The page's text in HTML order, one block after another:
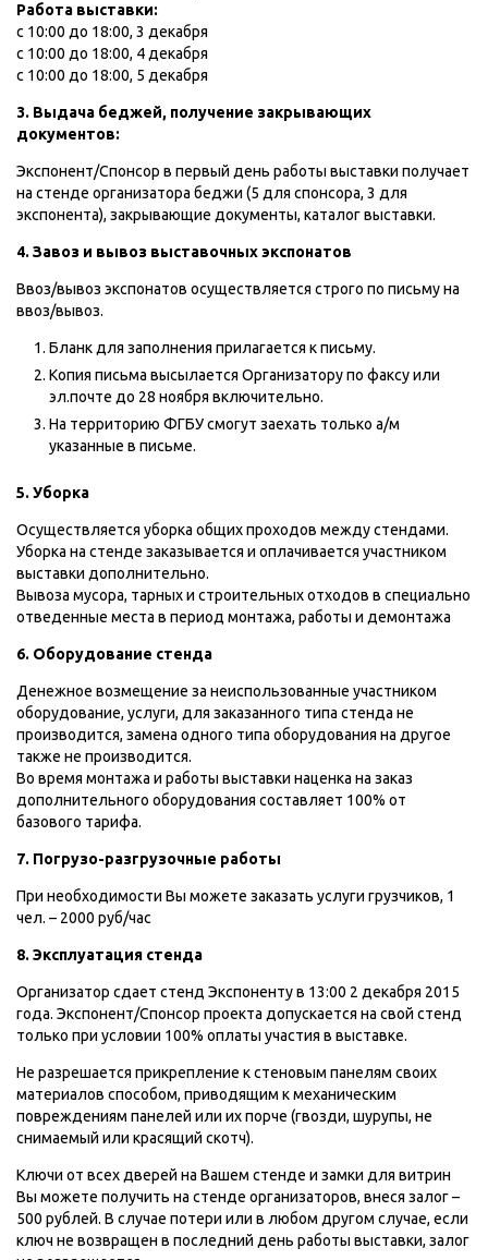
Работа выставки:
с 10:00 до 18:00, 3 декабря
с 10:00 до 18:00, 4 декабря
с 10:00 до 18:00, 5 декабря
3. Выдача беджей, получение закрывающих
документов:
Экспонент/Спонсор в первый день работы выставки получает
на стенде организатора беджи (5 для спонсора, 3 для
экспонента), закрывающие документы, каталог выставки.
4. Завоз и вывоз выставочных экспонатов
Ввоз/вывоз экспонатов осуществляется строго по письму на
ввоз/вывоз.
Бланк для заполнения прилагается к письму.
Копия письма высылается Организатору по факсу или
эл.почте до 28 ноября включительно.
На территорию ФГБУ смогут заехать только а/м
указанные в письме.
5. Уборка
Осуществляется уборка общих проходов между стендами.
Уборка на стенде заказывается и оплачивается участником
выставки дополнительно.
Вывоза мусора, тарных и строительных отходов в специально
отведенные места в период монтажа, работы и демонтажа
6. Оборудование стенда
Денежное возмещение за неиспользованные участником
оборудование, услуги, для заказанного типа стенда не
производится, замена одного типа оборудования на другое
также не производится.
Во время монтажа и работы выставки наценка на заказ
дополнительного оборудования составляет 100% от
базового тарифа.
7. Погрузо-разгрузочные работы
При необходимости Вы можете заказать услуги грузчиков, 1
чел. – 2000 руб/час
8. Эксплуатация стенда
Организатор сдает стенд Экспоненту в 13:00 2 декабря 2015
года. Экспонент/Спонсор проекта допускается на свой стенд
только при условии 100% оплаты участия в выставке.
Не разрешается прикрепление к стеновым панелям своих
материалов способом, приводящим к механическим
повреждениям панелей или их порче (гвозди, шурупы, не
снимаемый или красящий скотч).
Ключи от всех дверей на Вашем стенде и замки для витрин
Вы можете получить на стенде организаторов, внеся залог –
500 рублей. В случае потери или в любом другом случае, если
ключ не возвращен в последний день работы выставки, залог